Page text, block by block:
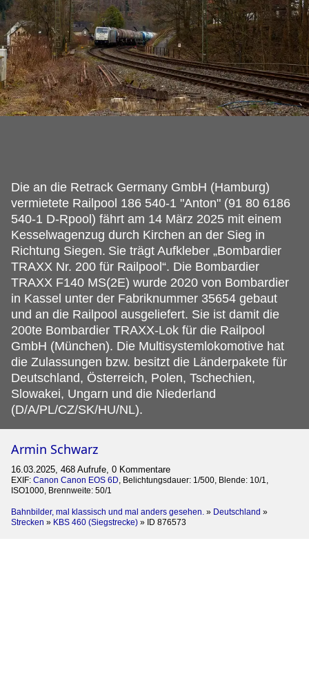
Die an die Retrack Germany GmbH (Hamburg)
vermietete Railpool 186 540-1 "Anton" (91 80 6186
540-1 D-Rpool) fährt am 14 März 2025 mit einem
Kesselwagenzug durch Kirchen an der Sieg in
Richtung Siegen. Sie trägt Aufkleber „Bombardier
TRAXX Nr. 200 für Railpool“. Die Bombardier
TRAXX F140 MS(2E) wurde 2020 von Bombardier
in Kassel unter der Fabriknummer 35654 gebaut
und an die Railpool ausgeliefert. Sie ist damit die
200te Bombardier TRAXX-Lok für die Railpool
GmbH (München). Die Multisystemlokomotive hat
die Zulassungen bzw. besitzt die Länderpakete für
Deutschland, Österreich, Polen, Tschechien,
Slowakei, Ungarn und die Niederland
(D/A/PL/CZ/SK/HU/NL).
Armin Schwarz
16.03.2025, 468 Aufrufe, 0 Kommentare
EXIF: Canon Canon EOS 6D, Belichtungsdauer: 1/500, Blende: 10/1,
ISO1000, Brennweite: 50/1
Bahnbilder, mal klassisch und mal anders gesehen. » Deutschland »
Strecken » KBS 460 (Siegstrecke) » ID 876573